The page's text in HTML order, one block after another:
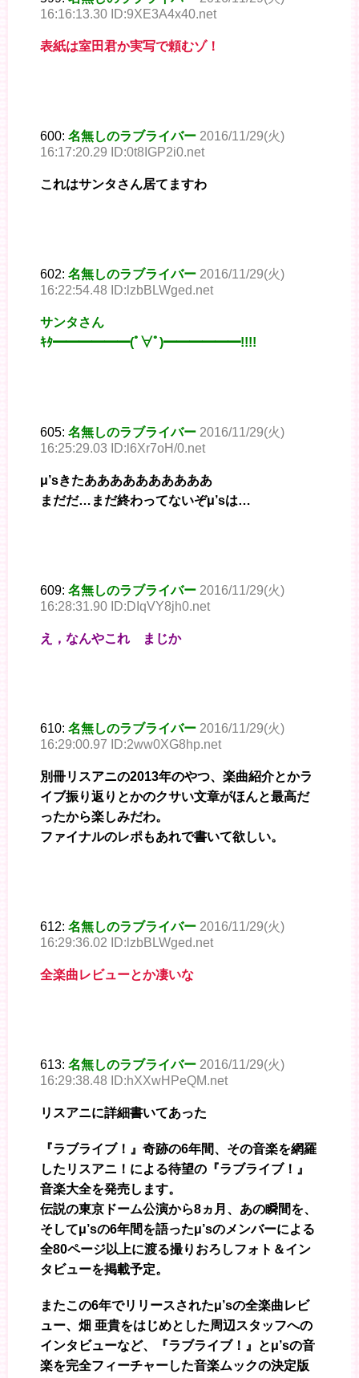
16:16:13.30 ID:9XE3A4x40.net
表紙は室田君か実写で頼むゾ！
600: 名無しのラブライバー 2016/11/29(火)
16:17:20.29 ID:0t8IGP2i0.net
これはサンタさん居てますわ
602: 名無しのラブライバー 2016/11/29(火)
16:22:54.48 ID:lzbBLWged.net
サンタさん
ｷﾀ━━━━━━(ﾟ∀ﾟ)━━━━━━!!!!
605: 名無しのラブライバー 2016/11/29(火)
16:25:29.03 ID:l6Xr7oH/0.net
μ’sきたああああああああああ
まだだ…まだ終わってないぞμ’sは…
609: 名無しのラブライバー 2016/11/29(火)
16:28:31.90 ID:DIqVY8jh0.net
え，なんやこれ まじか
610: 名無しのラブライバー 2016/11/29(火)
16:29:00.97 ID:2ww0XG8hp.net
別冊リスアニの2013年のやつ、楽曲紹介とかラ
イブ振り返りとかのクサい文章がほんと最高だ
ったから楽しみだわ。
ファイナルのレポもあれで書いて欲しい。
612: 名無しのラブライバー 2016/11/29(火)
16:29:36.02 ID:lzbBLWged.net
全楽曲レビューとか凄いな
613: 名無しのラブライバー 2016/11/29(火)
16:29:38.48 ID:hXXwHPeQM.net
リスアニに詳細書いてあった
『ラブライブ！』奇跡の6年間、その音楽を網羅
したリスアニ！による待望の『ラブライブ！』
音楽大全を発売します。
伝説の東京ドーム公演から8ヵ月、あの瞬間を、
そしてμ’sの6年間を語ったμ’sのメンバーによる
全80ページ以上に渡る撮りおろしフォト＆イン
タビューを掲載予定。
またこの6年でリリースされたμ’sの全楽曲レビ
ュー、畑 亜貴をはじめとした周辺スタッフへの
インタビューなど、『ラブライブ！』とμ’sの音
楽を完全フィーチャーした音楽ムックの決定版